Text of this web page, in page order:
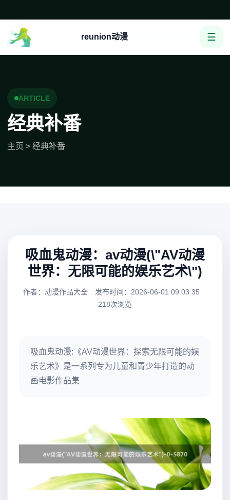
reunion动漫 ☰
ARTICLE
经典补番
主页 > 经典补番
吸血鬼动漫：av动漫(\"AV动漫
世界：无限可能的娱乐艺术\")
作者：动漫作品大全
发布时间：2026-06-01 09:03:35
218次浏览
吸血鬼动漫:《AV动漫世界：探索无限可能的娱
乐艺术》是一系列专为儿童和青少年打造的动
画电影作品集